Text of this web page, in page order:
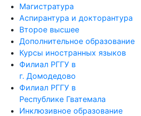
Магистратура
Аспирантура и докторантура
Второе высшее
Дополнительное образование
Курсы иностранных языков
Филиал РГГУ в
г. Домодедово
Филиал РГГУ в
Республике Гватемала
Инклюзивное образование